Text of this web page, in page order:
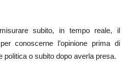
subito, in tempo reale, il
conoscerne l’opinione prima di
politica o subito dopo averla presa.